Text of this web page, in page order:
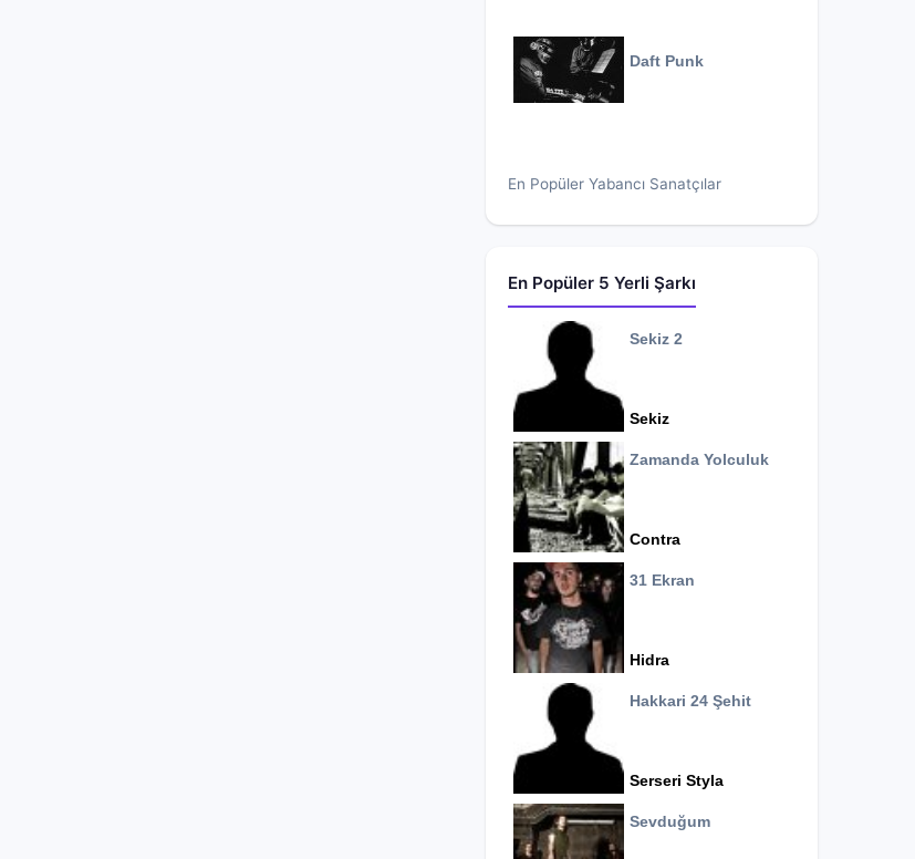
Daft Punk
En Popüler Yabancı Sanatçılar
En Popüler 5 Yerli Şarkı
Sekiz 2
Sekiz
Zamanda Yolculuk
Contra
31 Ekran
Hidra
Hakkari 24 Şehit
Serseri Styla
Sevduğum